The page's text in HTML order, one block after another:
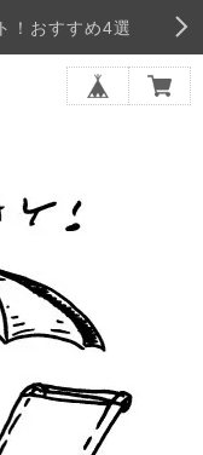
！おすすめ4選